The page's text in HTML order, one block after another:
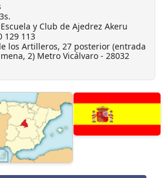
y Club de Ajedrez Akeru
129 113
los Artilleros, 27 posterior (entrada
2) Metro Vicálvaro - 28032